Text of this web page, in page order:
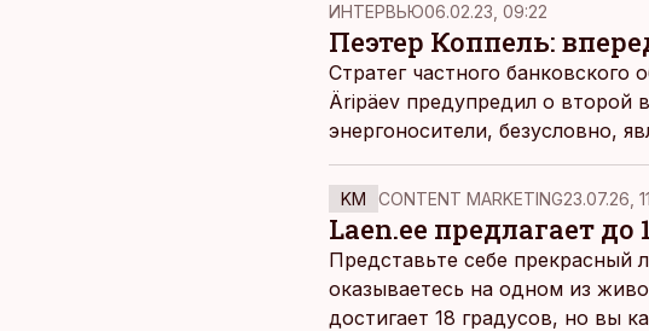
ИНТЕРВЬЮ06.02.23, 09:22
Пеэтер Коппель:
Стратег частного
Äripäev предупредил о второй
энергоносители, безусловно,
рассматривать как
KM CONTENT MARKETING23.07.26,
Laen.ee предлагает до
Представьте себе прекрасный
оказываетесь на одном из
достигает 18 градусов, но вы